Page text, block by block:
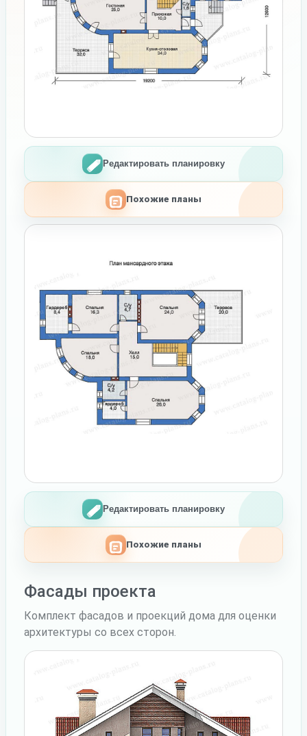
Редактировать планировку
Похожие планы
Редактировать планировку
Похожие планы
Фасады проекта
Комплект фасадов и проекций дома для оценки
архитектуры со всех сторон.